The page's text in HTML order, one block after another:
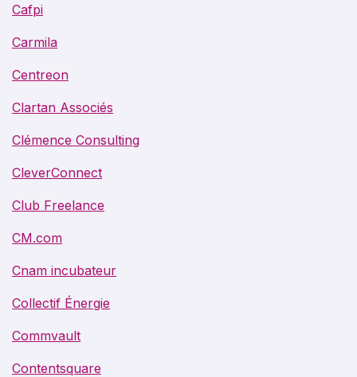
Cafpi
Carmila
Centreon
Clartan Associés
Clémence Consulting
CleverConnect
Club Freelance
CM.com
Cnam incubateur
Collectif Énergie
Commvault
Contentsquare